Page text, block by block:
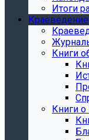
Итоги
Краеведение
Книги
Книги